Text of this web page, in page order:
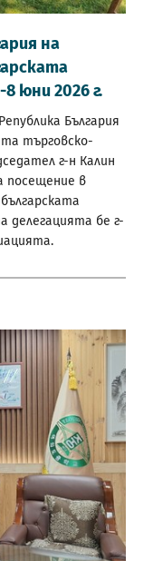
на
юни 2026 г.
България
търговско-
г-н Калин
посещение в
делегацията бе г-